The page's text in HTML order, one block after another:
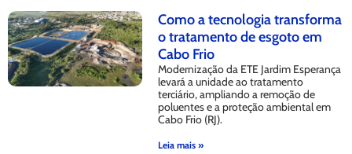
Como a tecnologia transforma
o tratamento de esgoto em
Cabo Frio
Modernização da ETE Jardim Esperança
levará a unidade ao tratamento
terciário, ampliando a remoção de
poluentes e a proteção ambiental em
Cabo Frio (RJ).
Leia mais »